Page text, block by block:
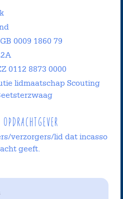
0009 1860 79
0112 8873 0000
lidmaatschap Scouting
opdrachtgever
verzorgers/lid dat incasso
geeft.